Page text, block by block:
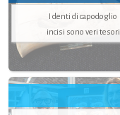
I denti di capodoglio
incisi sono veri tesori